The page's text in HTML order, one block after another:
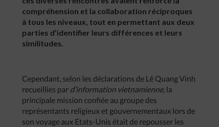
compréhension et la collaboration réciproques
à tous les niveaux, tout en permettant aux deux
parties d’identifier leurs différences et leurs
similitudes.
Cependant, selon les déclarations de Lê Quang Vinh
recueillies par d’information vietnamienne, la
principale mission confiée au groupe des
représentants religieux et gouvernementaux lors de
son voyage aux Etats-Unis était de repousser les